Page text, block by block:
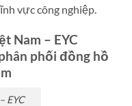
vực công nghiệp.
Nam – EYC
phối đồng hồ
EYC